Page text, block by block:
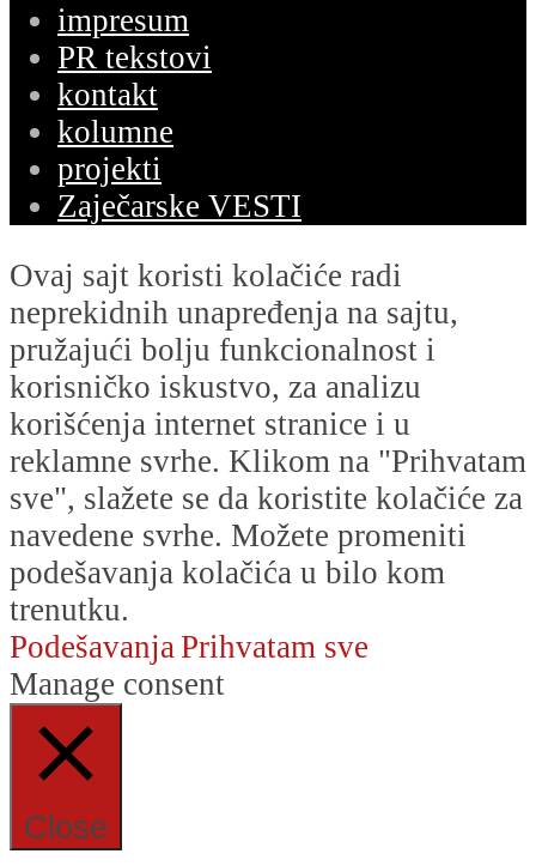
impresum
PR tekstovi
kontakt
kolumne
projekti
Zaječarske VESTI
Ovaj sajt koristi kolačiće radi
neprekidnih unapređenja na sajtu,
pružajući bolju funkcionalnost i
korisničko iskustvo, za analizu
korišćenja internet stranice i u
reklamne svrhe. Klikom na "Prihvatam
sve", slažete se da koristite kolačiće za
navedene svrhe. Možete promeniti
podešavanja kolačića u bilo kom
trenutku.
PodešavanjaPrihvatam sve
Manage consent
Close